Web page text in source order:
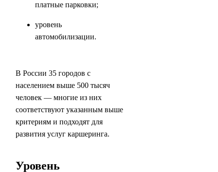
платные парковки;
уровень
автомобилизации.
В России 35 городов с
населением выше 500 тысяч
человек — многие из них
соответствуют указанным выше
критериям и подходят для
развития услуг каршеринга.
Уровень